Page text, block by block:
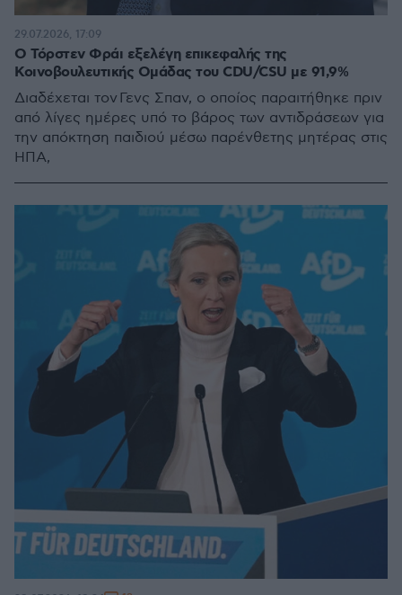
Ο Τόρστεν Φράι εξελέγη επικεφαλής της
Κοινοβουλευτικής Ομάδας του CDU/CSU με 91,9%
Διαδέχεται τον Γενς Σπαν, ο οποίος παραιτήθηκε πριν
από λίγες ημέρες υπό το βάρος των αντιδράσεων για
την απόκτηση παιδιού μέσω παρένθετης μητέρας στις
ΗΠΑ,
29.07.2026, 17:09